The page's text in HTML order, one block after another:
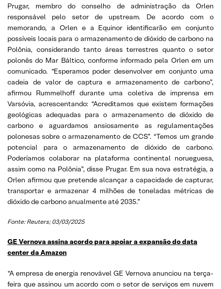
Prugar, membro do conselho de administração da Orlen
responsável pelo setor de upstream. De acordo com o
memorando, a Orlen e a Equinor identificarão em conjunto
possíveis locais para o armazenamento de dióxido de carbono na
Polônia, considerando tanto áreas terrestres quanto o setor
polonês do Mar Báltico, conforme informado pela Orlen em um
comunicado. “Esperamos poder desenvolver em conjunto uma
cadeia de valor de captura e armazenamento de carbono”,
afirmou Rummelhoff durante uma coletiva de imprensa em
Varsóvia, acrescentando: “Acreditamos que existem formações
geológicas adequadas para o armazenamento de dióxido de
carbono e aguardamos ansiosamente as regulamentações
polonesas sobre o armazenamento de CCS”. “Temos um grande
potencial para o armazenamento de dióxido de carbono.
Poderíamos colaborar na plataforma continental norueguesa,
assim como na Polônia”, disse Prugar. Em sua nova estratégia, a
Orlen afirmou que pretende alcançar a capacidade de capturar,
transportar e armazenar 4 milhões de toneladas métricas de
dióxido de carbono anualmente até 2035.”
Fonte: Reuters; 03/03/2025
GE Vernova assina acordo para apoiar a expansão do data
center da Amazon
“A empresa de energia renovável GE Vernova anunciou na terça-
feira que assinou um acordo com o setor de serviços em nuvem